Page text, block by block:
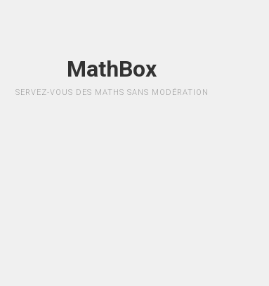
MathBox
SERVEZ-VOUS DES MATHS SANS MODÉRATION